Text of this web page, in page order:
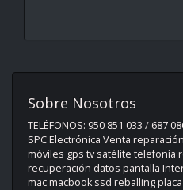
Sobre Nosotros
TELÉFONOS: 950 851 033 / 687
SPC Electrónica Venta
móviles gps tv satélite telefonía
recuperación datos pantalla
mac macbook ssd reballing